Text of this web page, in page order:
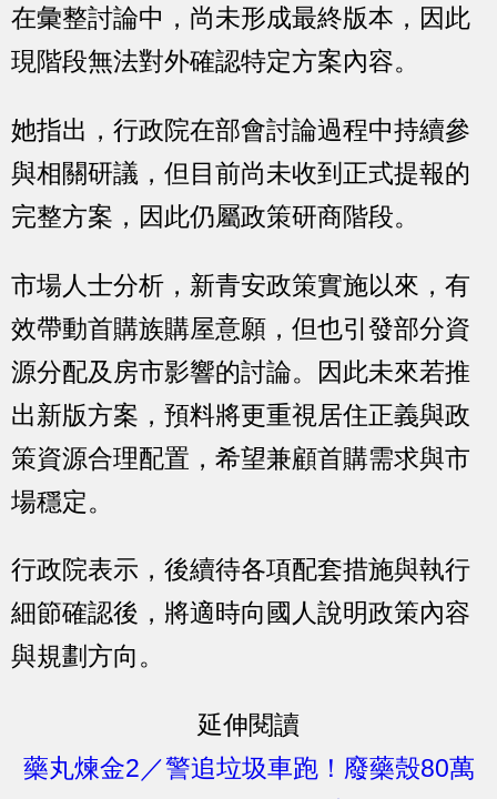
在彙整討論中，尚未形成最終版本，因此
現階段無法對外確認特定方案內容。
她指出，行政院在部會討論過程中持續參
與相關研議，但目前尚未收到正式提報的
完整方案，因此仍屬政策研商階段。
市場人士分析，新青安政策實施以來，有
效帶動首購族購屋意願，但也引發部分資
源分配及房市影響的討論。因此未來若推
出新版方案，預料將更重視居住正義與政
策資源合理配置，希望兼顧首購需求與市
場穩定。
行政院表示，後續待各項配套措施與執行
細節確認後，將適時向國人說明政策內容
與規劃方向。
延伸閱讀
藥丸煉金2／警追垃圾車跑！廢藥殼80萬